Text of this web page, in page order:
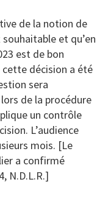
de la notion de
et qu’en
est de bon
cette décision a été
sera
de la procédure
un contrôle
L’audience
mois. [Le
a confirmé
N.D.L.R.]